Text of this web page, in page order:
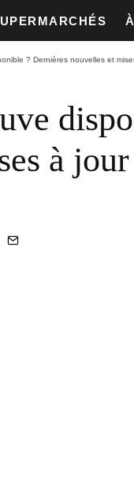
? Dernières nouvelles et
à jour